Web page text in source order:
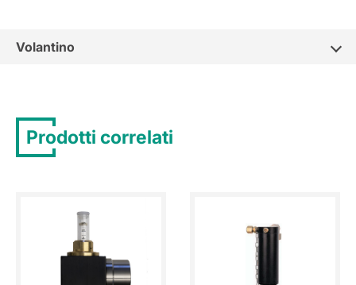
Volantino
Prodotti correlati